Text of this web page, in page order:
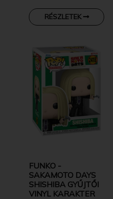
RÉSZLETEK
FUNKO -
SAKAMOTO DAYS
SHISHIBA GYŰJTŐI
VINYL KARAKTER